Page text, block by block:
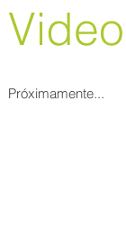
Video
Próximamente...